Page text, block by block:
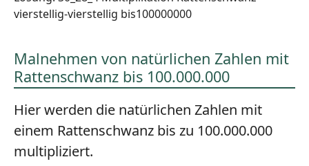
vierstellig-vierstellig bis100000000
Malnehmen von natürlichen Zahlen mit
Rattenschwanz bis 100.000.000
Hier werden die natürlichen Zahlen mit
einem Rattenschwanz bis zu 100.000.000
multipliziert.